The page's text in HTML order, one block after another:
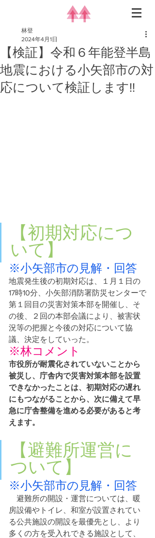
【検証】令和６年能登半島
地震における小矢部市の対
応について検証します!!
林登
2024年4月1日
【初期対応につ
いて】
※小矢部市の見解・回答
地震発生後の初期対応は、１月１日の
17時10分、小矢部消防署防災センターで
第１回目の災害対策本部を開催し、そ
の後、２回の本部会議により、被害状
況等の把握と今後の対応について協
議、決定をしていった。
※林コメント
市役所が耐震化されていないことから
被災し、庁舎内で災害対策本部を設置
できなかったことは、初期対応の遅れ
にもつながることから、次に備えて早
急に庁舎整備を進める必要があると考
えます。
【避難所運営に
ついて】
※小矢部市の見解・回答
避難所の開設・運営については、暖
房設備やトイレ、和室が設置されてい
る公共施設の開設を最優先とし、より
多くの方を受入れできる施設として、